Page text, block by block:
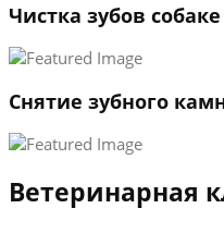
Чистка зубов
Снятие зубного
Ветеринарная